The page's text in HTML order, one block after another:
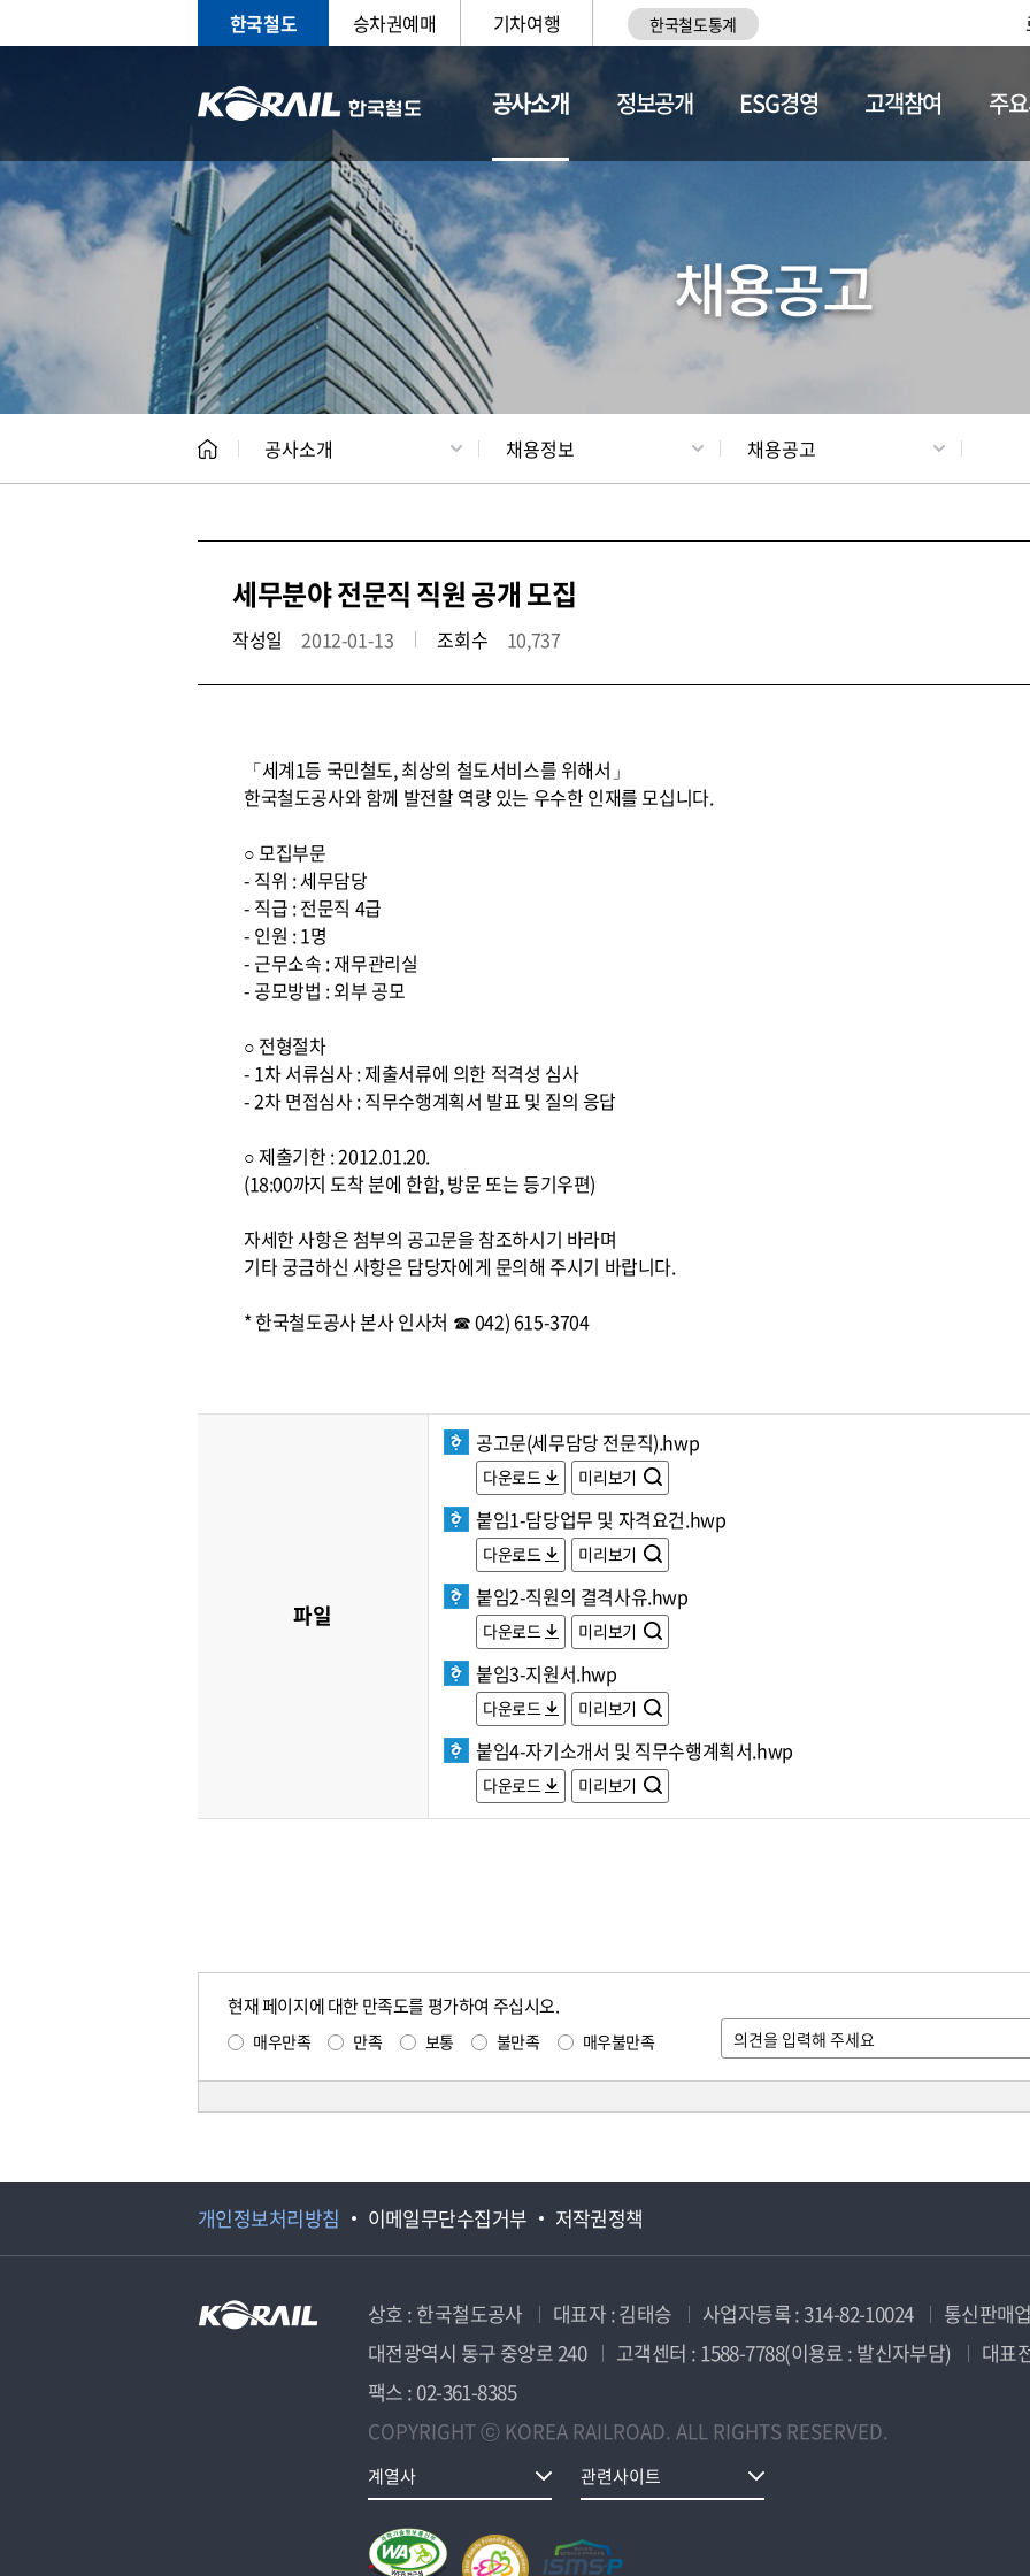
한국철도 승차권예매 기차여행 한국철도통계
공사소개
CEO 일반현황 채용정보
정보공개 ESG경영 고객참여 주
채용공고
공사소개 채용정보 채용공고
세무분야 전문직 직원 공개 모집
작성일 2012-01-13 조회수 10,737
「세계1등 국민철도, 최상의 철도서비스를 위해서」
한국철도공사와 함께 발전할 역량 있는 우수한 인재를 모십니다.
○ 모집부문
- 직위 : 세무담당
- 직급 : 전문직 4급
- 인원 : 1명
- 근무소속 : 재무관리실
- 공모방법 : 외부 공모
○ 전형절차
- 1차 서류심사 : 제출서류에 의한 적격성 심사
- 2차 면접심사 : 직무수행계획서 발표 및 질의 응답
○ 제출기한 : 2012.01.20.
(18:00까지 도착 분에 한함, 방문 또는 등기우편)
자세한 사항은 첨부의 공고문을 참조하시기 바라며
기타 궁금하신 사항은 담당자에게 문의해 주시기 바랍니다.
* 한국철도공사 본사 인사처 ☎ 042) 615-3704
파일
공고문(세무담당 전문직).hwp
다운로드 미리보기
붙임1-담당업무 및 자격요건.hwp
다운로드 미리보기
붙임2-직원의 결격사유.hwp
다운로드 미리보기
붙임3-지원서.hwp
다운로드 미리보기
붙임4-자기소개서 및 직무수행계획서.hwp
다운로드 미리보기
현재 페이지에 대한 만족도를 평가하여 주십시오.
매우만족 만족 보통 불만족 매우불만족
개인정보처리방침 이메일무단수집거부 저작권정책
상호 : 한국철도공사 대표자 : 김태승 사업자등록 : 314-82-10024
통신판매
대전광역시 동구 중앙로 240
고객센터 : 1588-7788(이용료 : 발신자부담)
대표
팩스 : 02-361-8385
COPYRIGHT ⓒ KOREA RAILROAD. ALL RIGHTS RESERVED.
계열사 관련사이트